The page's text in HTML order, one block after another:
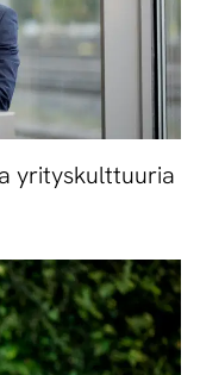
yrityskulttuuria